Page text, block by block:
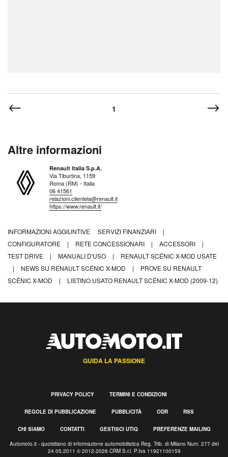
1
Altre informazioni
Renault Italia S.p.A.
Via Tiburtina, 1159
Roma (RM) - Italia
06 41561
relazioni.clientela@renault.it
https://www.renault.it/
INFORMAZIONI AGGIUNTIVE SERVIZI FINANZIARI
|
CONFIGURATORE
| RETE CONCESSIONARI | ACCESSORI
|
TEST DRIVE
| MANUALI D'USO |
RENAULT SCÉNIC X-MOD USATE
|
NEWS SU RENAULT SCÉNIC X-MOD |
PROVE SU RENAULT
SCÉNIC X-MOD
| LISTINO USATO RENAULT SCÉNIC X-MOD (2009-12)
GUIDA LA PASSIONE
PRIVACY POLICY TERMINI E CONDIZIONI
REGOLE DI PUBBLICAZIONE PUBBLICITÀ ODR RSS
CHI SIAMO CONTATTI GESTISCI UTIQ PREFERENZE MAILING
Automoto.it - quotidiano di informazione automobilistica Reg. Trib. di Milano Num. 277 del
24.05.2011 © 2012-2026 CRM S.r.l. P.Iva 11921100159